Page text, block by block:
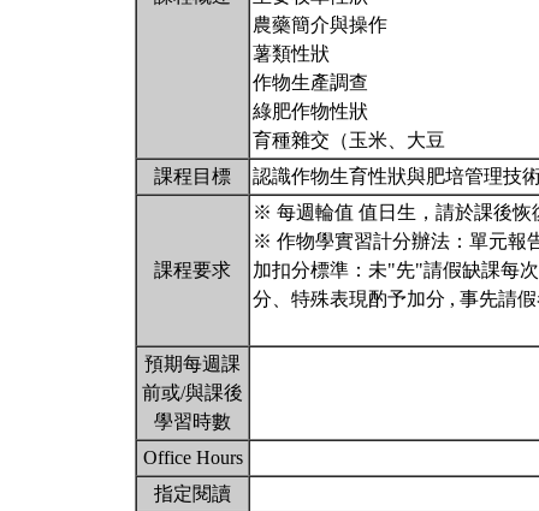
農藥簡介與操作
薯類性狀
作物生產調查
綠肥作物性狀
育種雜交（玉米、大豆
課程目標
認識作物生育性狀與肥培管理技
課程要求
※ 每週輪值 值日生，請於課後恢
※ 作物學實習計分辦法：單元報
加扣分標準：未"先"請假缺課每
分、特殊表現酌予加分 , 事先請
預期每週課
前或/與課後
學習時數
Office Hours
指定閱讀